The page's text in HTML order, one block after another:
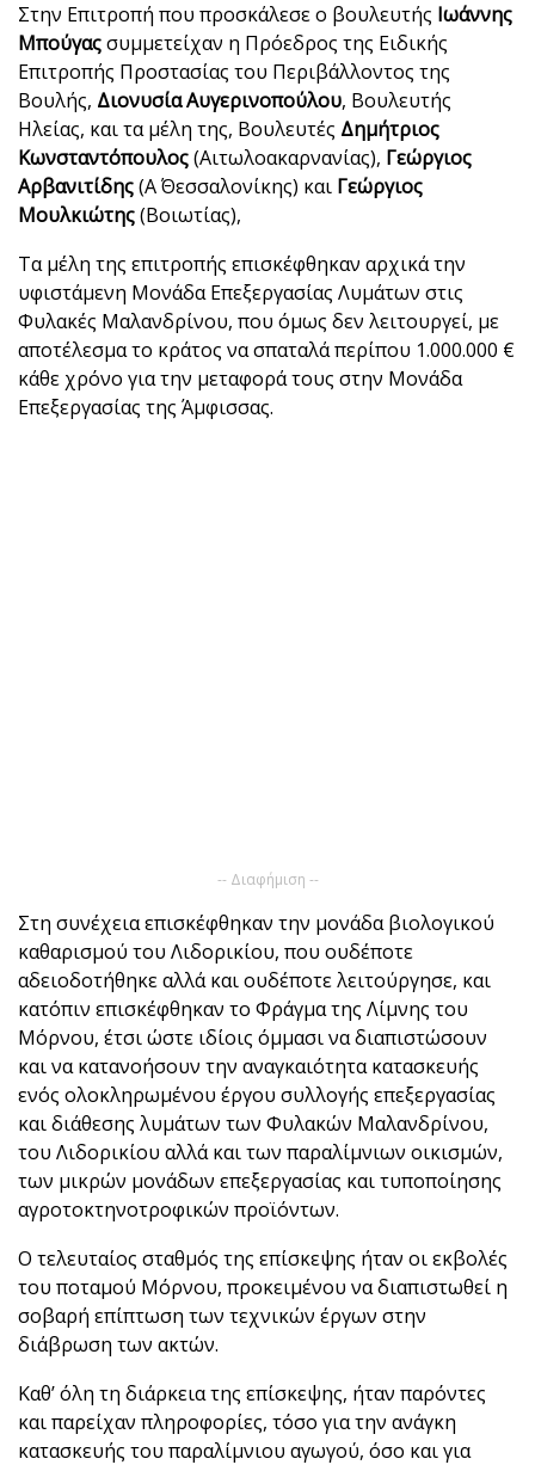
Στην Επιτροπή που προσκάλεσε ο βουλευτής Ιωάννης
Μπούγαςσυμμετείχαν η Πρόεδρος της Ειδικής
Επιτροπής Προστασίας του Περιβάλλοντος της
Βουλής, Διονυσία Αυγερινοπούλου, Βουλευτής
Ηλείας, και τα μέλη της, Βουλευτές Δημήτριος
Κωνσταντόπουλος(Αιτωλοακαρνανίας), Γεώργιος
Αρβανιτίδης(Α΄ Θεσσαλονίκης) και Γεώργιος
Μουλκιώτης(Βοιωτίας),
Τα μέλη της επιτροπής επισκέφθηκαν αρχικά την
υφιστάμενη Μονάδα Επεξεργασίας Λυμάτων στις
Φυλακές Μαλανδρίνου, που όμως δεν λειτουργεί, με
αποτέλεσμα το κράτος να σπαταλά περίπου 1.000.000 €
κάθε χρόνο για την μεταφορά τους στην Μονάδα
Επεξεργασίας της Άμφισσας.
-- Διαφήμιση --
Στη συνέχεια επισκέφθηκαν την μονάδα βιολογικού
καθαρισμού του Λιδορικίου, που ουδέποτε
αδειοδοτήθηκε αλλά και ουδέποτε λειτούργησε, και
κατόπιν επισκέφθηκαν το Φράγμα της Λίμνης του
Μόρνου, έτσι ώστε ιδίοις όμμασι να διαπιστώσουν
και να κατανοήσουν την αναγκαιότητα κατασκευής
ενός ολοκληρωμένου έργου συλλογής επεξεργασίας
και διάθεσης λυμάτων των Φυλακών Μαλανδρίνου,
του Λιδορικίου αλλά και των παραλίμνιων οικισμών,
των μικρών μονάδων επεξεργασίας και τυποποίησης
αγροτοκτηνοτροφικών προϊόντων.
Ο τελευταίος σταθμός της επίσκεψης ήταν οι εκβολές
του ποταμού Μόρνου, προκειμένου να διαπιστωθεί η
σοβαρή επίπτωση των τεχνικών έργων στην
διάβρωση των ακτών.
Καθ’ όλη τη διάρκεια της επίσκεψης, ήταν παρόντες
και παρείχαν πληροφορίες, τόσο για την ανάγκη
κατασκευής του παραλίμνιου αγωγού, όσο και για